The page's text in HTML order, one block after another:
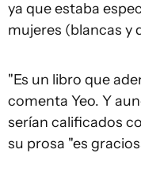
ya que estaba
mujeres (blancas y
"Es un libro que
comenta Yeo. Y
serían calificados
su prosa "es